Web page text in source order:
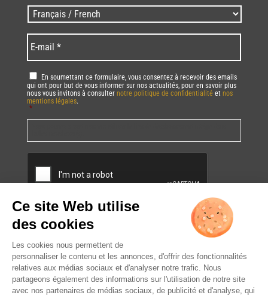
Zip
code
* *
Langues
/
Language *
mail *
RGPD *
En soumettant ce formulaire, vous consentez à recevoir des emails
qui ont pour but de vous informer sur nos actualités, pour en savoir plus
nous vous invitons à consulter notre politique de confidentialité et nos
mentions légales.
*